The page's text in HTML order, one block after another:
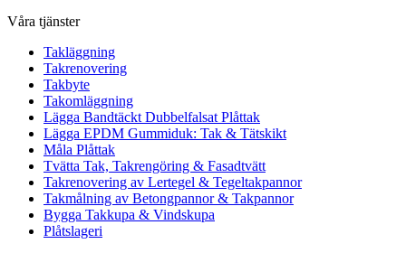
Våra tjänster
Takläggning
Takrenovering
Takbyte
Takomläggning
Lägga Bandtäckt Dubbelfalsat Plåttak
Lägga EPDM Gummiduk: Tak & Tätskikt
Måla Plåttak
Tvätta Tak, Takrengöring & Fasadtvätt
Takrenovering av Lertegel & Tegeltakpannor
Takmålning av Betongpannor & Takpannor
Bygga Takkupa & Vindskupa
Plåtslageri